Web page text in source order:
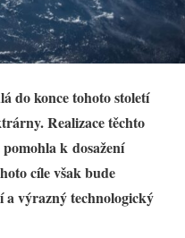
do konce tohoto století
Realizace těchto
k dosažení
cíle však bude
a výrazný technologický